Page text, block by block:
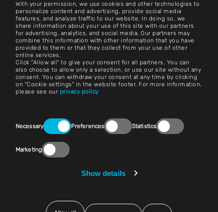
With your permission, we use cookies and other technologies to
personalize content and advertising, provide social media
features, and analyze traffic to our website. In doing so, we
share information about your use of this site with our partners
for advertising, analytics, and social media. Our partners may
combine this information with other information that you have
provided to them or that they collect from your use of other
online services.
Click "Allow all" to give your consent for all partners. You can
also choose to allow only a selection, or use our site without any
consent. You can withdraw your consent at any time by clicking
on "Cookie settings" in the website footer. For more information,
please see our privacy policy
Selection
Necessary Preferences Statistics
Marketing
Show details
Contact
Carrières
Conditions générales d'utilisation
Impression
Avis juridique
Contact
Paramètres des cookies